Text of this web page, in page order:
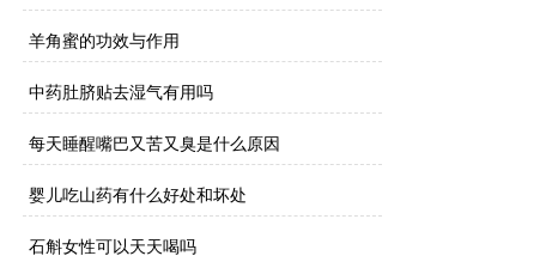
羊角蜜的功效与作用
中药肚脐贴去湿气有用吗
每天睡醒嘴巴又苦又臭是什么原因
婴儿吃山药有什么好处和坏处
石斛女性可以天天喝吗